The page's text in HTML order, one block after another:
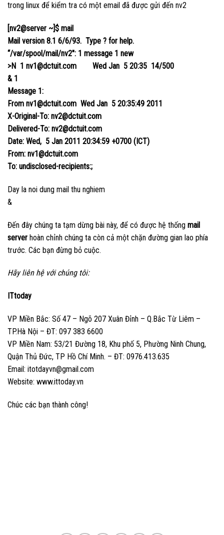
trong linux để kiểm tra có một email đã được gửi đến nv2
[nv2@server ~]$ mail
Mail version 8.1 6/6/93. Type ? for help.
“/var/spool/mail/nv2″: 1 message 1 new
>N 1 nv1@dctuit.com Wed Jan 5 20:35 14/500
& 1
Message 1:
From nv1@dctuit.com Wed Jan 5 20:35:49 2011
X-Original-To: nv2@dctuit.com
Delivered-To: nv2@dctuit.com
Date: Wed, 5 Jan 2011 20:34:59 +0700 (ICT)
From: nv1@dctuit.com
To: undisclosed-recipients:;
Day la noi dung mail thu nghiem
&
Đến đây chúng ta tạm dừng bài này, để có được hệ thống mail
server hoàn chỉnh chúng ta còn cả một chặn đường gian lao phía
trước. Các bạn đừng bỏ cuộc.
Hãy liên hệ với chúng tôi:
ITtoday
VP Miền Bắc: Số 47 – Ngõ 207 Xuân Đỉnh – Q.Bắc Từ Liêm –
TP.Hà Nội – ĐT: 097 383 6600
VP Miền Nam: 53/21 Đường 18, Khu phố 5, Phường Ninh Chung,
Quận Thủ Đức, TP Hồ Chí Minh. – ĐT: 0976.413.635
Email: itotdayvn@gmail.com
Website: www.ittoday.vn
Chúc các bạn thành công!